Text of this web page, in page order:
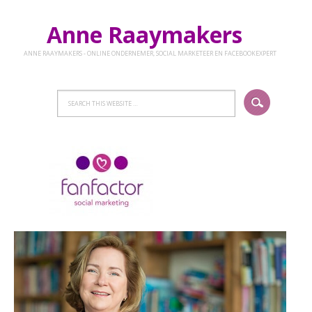
Anne Raaymakers
ANNE RAAYMAKERS - ONLINE ONDERNEMER, SOCIAL MARKETEER EN FACEBOOKEXPERT